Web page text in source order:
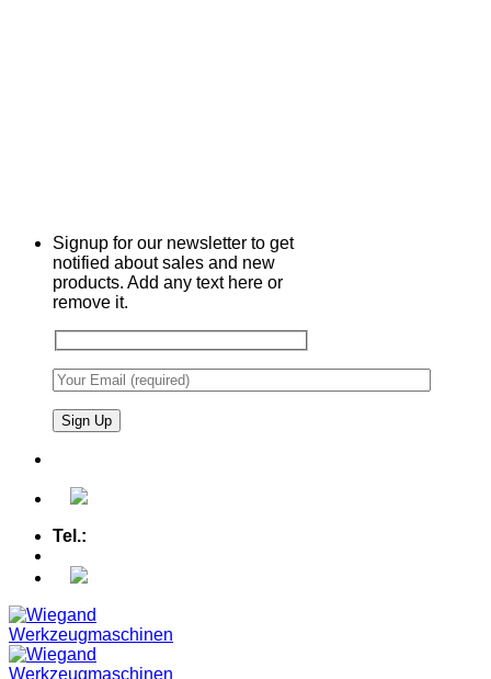
Signup for our newsletter to get
notified about sales and new
products. Add any text here or
remove it.
Tel.: